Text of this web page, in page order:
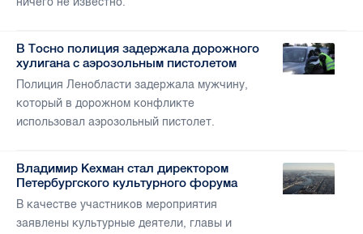
В Тосно полиция задержала дорожного
хулигана с аэрозольным пистолетом
Полиция Ленобласти задержала мужчину,
который в дорожном конфликте
использовал аэрозольный пистолет.
Владимир Кехман стал директором
Петербургского культурного форума
В качестве участников мероприятия
заявлены культурные деятели, главы и